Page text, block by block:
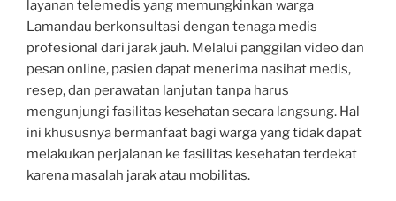
layanan telemedis yang memungkinkan warga
Lamandau berkonsultasi dengan tenaga medis
profesional dari jarak jauh. Melalui panggilan video dan
pesan online, pasien dapat menerima nasihat medis,
resep, dan perawatan lanjutan tanpa harus
mengunjungi fasilitas kesehatan secara langsung. Hal
ini khususnya bermanfaat bagi warga yang tidak dapat
melakukan perjalanan ke fasilitas kesehatan terdekat
karena masalah jarak atau mobilitas.